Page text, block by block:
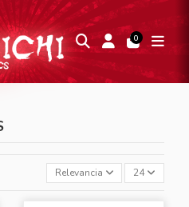
0
Relevancia 24